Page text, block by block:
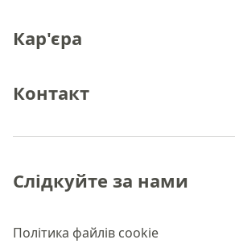
Кар'єра
Контакт
Політика файлів cookie
Слідкуйте за нами